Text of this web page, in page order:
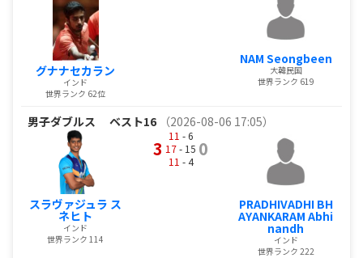
グナナセカラン
インド
世界ランク 62位
NAM Seongbeen
大韓民国
世界ランク 619
男子ダブルス ベスト16 （2026-08-06 17:05）
スラヴァジュラ ス
ネヒト
インド
世界ランク 114
3
11 - 6
17- 15
11 - 4
0
PRADHIVADHI BH
AYANKARAM Abhi
nandh
インド
世界ランク 222